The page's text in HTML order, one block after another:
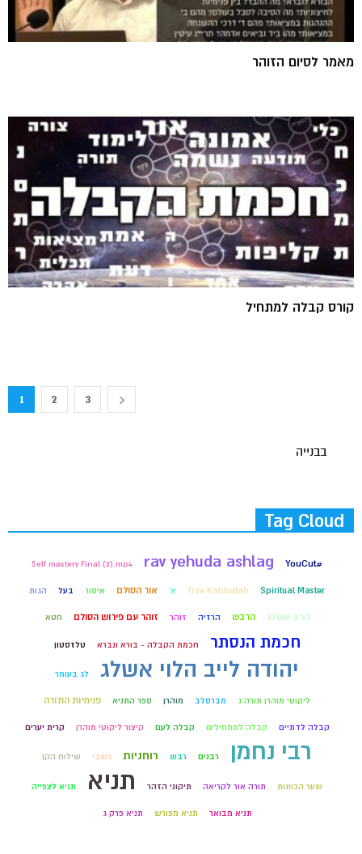
מאמר לסיום הזוהר
קורס קבלה למתחיל
1 2 3
בבנייה
Tag Cloud
#YouCut
rav yehuda ashlag
Self mastery Final (2).mp4
Spiritual Master
True Kabbalah א' אור הסולם איסור בעל הגות
הרב אשלג הרבש הרזיה זוהר זוהר עם פירוש הסולם חטא
חכמת הנסתר חכמת הקבלה - בורא ונברא טלזסטון
יהודה לייב הלוי אשלג לג בעומר
ליקוטי מוהרן תורה ג מברסלב מוהרן ספר התניא פנימיות התורה
קבלה לדתיים קבלה למתחילים קבלה לעם קיצור ליקוטי מוהרן קרית יערים
רבי נחמן רבנים רבש רוחניות רשבי שילוח הקן
שער הכוונות תורה אור לקריאה תיקוני הזהר תניא תניא לצפייה
תניא מבואר תניא מפורש תניא פרק ג